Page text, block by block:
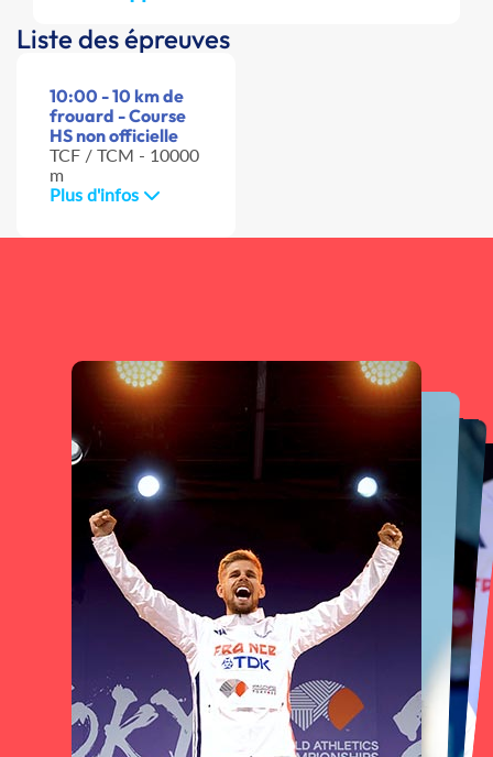
Liste des épreuves
10:00 - 10 km de
frouard - Course
HS non officielle
TCF / TCM - 10000
m
Plus d'infos